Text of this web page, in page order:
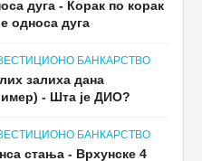
дуга - Корак по корак
односа дуга
БАНКАРСТВО
залиха дана
- Шта је ДИО?
БАНКАРСТВО
стања - Врхунске 4